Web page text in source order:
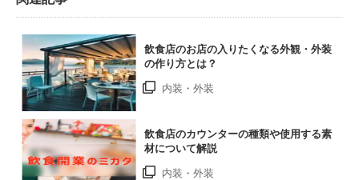
飲食店のお店の入りたくなる外観・外装
の作り方とは？
内装・外装
飲食店のカウンターの種類や使用する素
材について解説
内装・外装